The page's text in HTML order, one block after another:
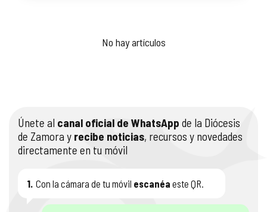
No hay artículos
Únete al canal oficial de WhatsApp de la Diócesis
de Zamora y recibe noticias, recursos y novedades
directamente en tu móvil
1. Con la cámara de tu móvil escanéa este QR.